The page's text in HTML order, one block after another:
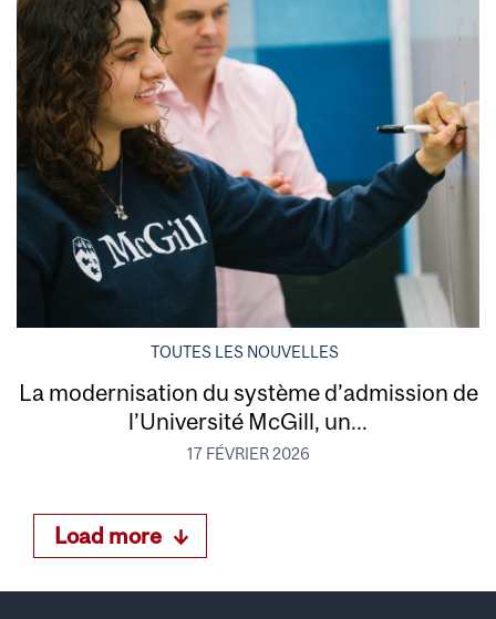
TOUTES LES NOUVELLES
La modernisation du système d’admission de
l’Université McGill, un...
17 FÉVRIER 2026
Load more